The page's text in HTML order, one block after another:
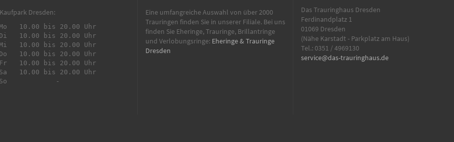
Dresden:
bis 20.00 Uhr
bis 20.00 Uhr
bis 20.00 Uhr
bis 20.00 Uhr
bis 20.00 Uhr
bis 20.00 Uhr
-
Eine umfangreiche Auswahl von über 2000
Trauringen finden Sie in unserer Filiale. Bei uns
finden Sie Eheringe, Trauringe, Brillantringe
und Verlobungsringe: Eheringe & Trauringe
Dresden
Das Trauringhaus Dresden
Ferdinandplatz 1
01069 Dresden
(Nähe Karstadt - Parkplatz am Haus)
Tel.: 0351 / 4969130
service@­das-trauringhaus.de